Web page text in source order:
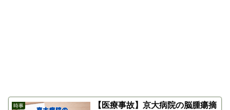
時事
【医療事故】京大病院の脳腫瘍摘